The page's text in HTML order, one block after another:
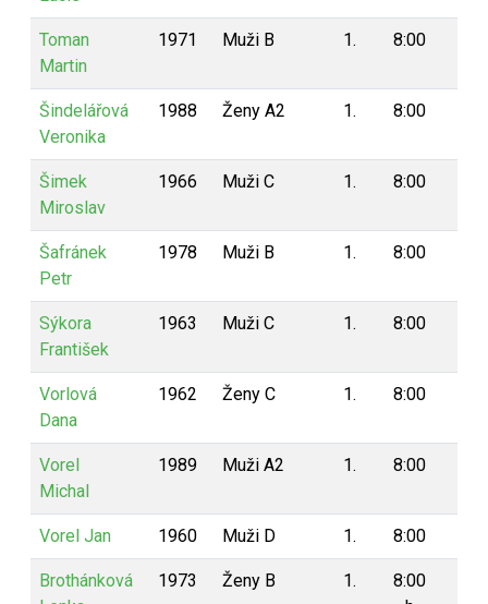
Toman
Martin
1971 Muži B 1. 8:00
Šindelářová
Veronika
1988 Ženy A2 1. 8:00
Šimek
Miroslav
1966 Muži C 1. 8:00
Šafránek
Petr
1978 Muži B 1. 8:00
Sýkora
František
1963 Muži C 1. 8:00
Vorlová
Dana
1962 Ženy C 1. 8:00
Vorel
Michal
1989 Muži A2 1. 8:00
Vorel Jan 1960 Muži D 1. 8:00
Brothánková
1973 Ženy B 1.
8:00